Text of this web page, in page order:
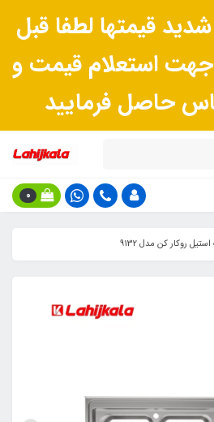
قیمتها لطفا قبل
استعلام قیمت و
حاصل فرمایید
0
روکار کن مدل 9132